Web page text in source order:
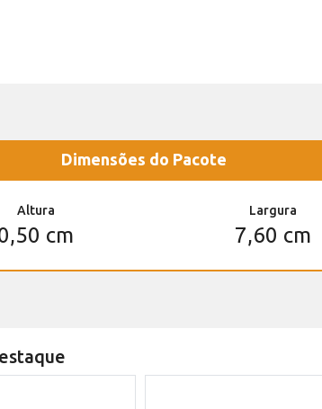
Dimensões do Pacote
Altura
cm
Largura
7,60 cm